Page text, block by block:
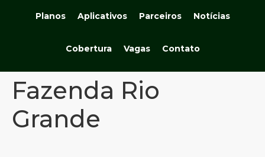
Planos Aplicativos Parceiros Notícias
Cobertura Vagas Contato
Fazenda Rio
Grande